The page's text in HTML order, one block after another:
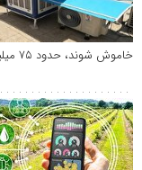
می‌شود.